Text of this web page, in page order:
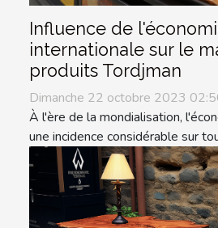
Influence de
internationale sur le
produits Tordjman
Dimanche 22 octobre 2023
À l'ère de la mondialisation,
une incidence considérable sur